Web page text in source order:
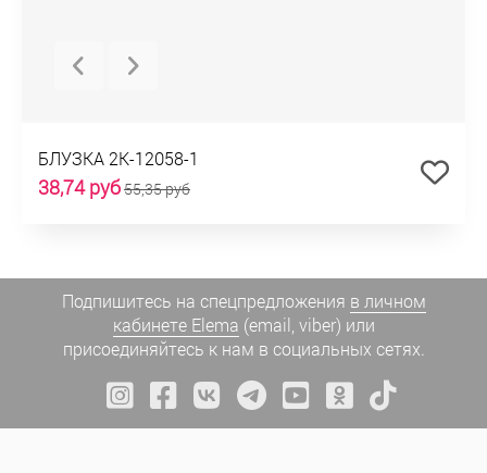
БЛУЗКА 2К-12058-1
38,74 руб55,35 руб
Подпишитесь на спецпредложения в личном
кабинете Elema (email, viber) или
присоединяйтесь к нам в социальных сетях.